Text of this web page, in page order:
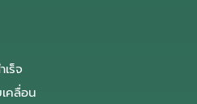
ร็จ
คลื่อน